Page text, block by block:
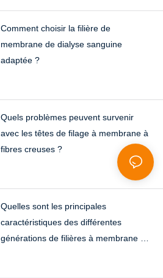
réduit les déchets et les coûts
de main-d'œuvre et permet
une production à grande
échelle.
Comment choisir la filière de
membrane de dialyse sanguine
adaptée ?
Quels problèmes peuvent survenir
avec les têtes de filage à membrane à
fibres creuses ?
Quelles sont les principales
caractéristiques des différentes
générations de filières à membrane à